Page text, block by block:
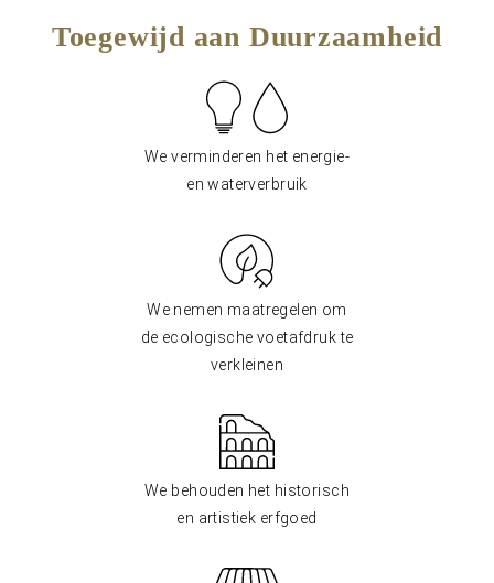
Toegewijd aan Duurzaamheid
We verminderen het energie-
en waterverbruik
We nemen maatregelen om
de ecologische voetafdruk te
verkleinen
We behouden het historisch
en artistiek erfgoed